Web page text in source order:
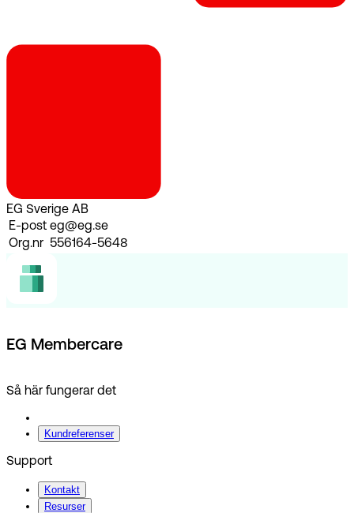
EG Sverige AB
E-post eg@eg.se
Org.nr 556164-5648
EG Membercare
Så här fungerar det
Kundreferenser
Support
Kontakt
Resurser